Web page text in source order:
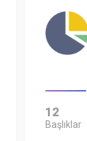
12
Başlıklar